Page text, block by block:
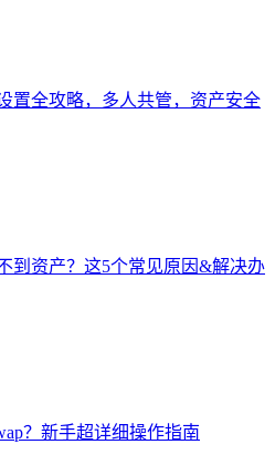
置全攻略，多人共管，资产安全
到资产？这5个常见原因&解决办
？新手超详细操作指南